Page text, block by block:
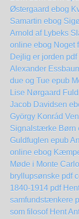
Østergaard ebog
Samartin ebog
Arnold af Lybeks
online ebog Noget
Dejlig er jorden
Alexander
due og Tue epub
Lise Nørgaard
Jacob Davidsen
György Konrád
Signalstærke Børn
Guldfuglen epub
online ebog
Møde i Monte
bryllupsønske pdf
1840-1914 pdf
samfundstænkere
som filosof Hent